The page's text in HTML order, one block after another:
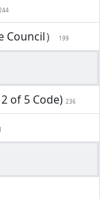
） 199
of 5 Code) 236